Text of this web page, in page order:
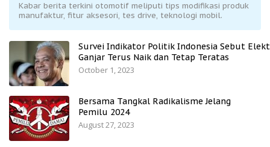
Kabar berita terkini otomotif meliputi tips modifikasi produk
manufaktur, fitur aksesori, tes drive, teknologi mobil.
Survei Indikator Politik Indonesia Sebut
Ganjar Terus Naik dan Tetap Teratas
October 1, 2023
Bersama Tangkal Radikalisme Jelang
Pemilu 2024
August 27, 2023